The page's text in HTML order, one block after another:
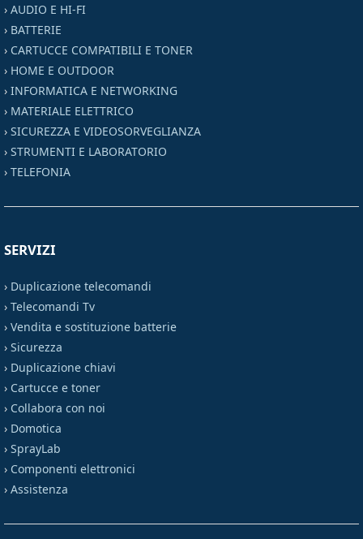
› AUDIO E HI-FI
› BATTERIE
› CARTUCCE COMPATIBILI E TONER
› HOME E OUTDOOR
› INFORMATICA E NETWORKING
› MATERIALE ELETTRICO
› SICUREZZA E VIDEOSORVEGLIANZA
› STRUMENTI E LABORATORIO
› TELEFONIA
SERVIZI
› Duplicazione telecomandi
› Telecomandi Tv
› Vendita e sostituzione batterie
› Sicurezza
› Duplicazione chiavi
› Cartucce e toner
› Collabora con noi
› Domotica
› SprayLab
› Componenti elettronici
› Assistenza